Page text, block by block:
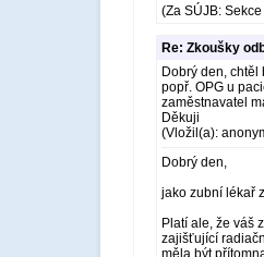
(Za SÚJB:
Re: Zkoušky
Dobrý den,
popř. OPG u
zaměstnavatel
Děkuji
(Vložil(a):
Dobrý den,
jako zubní lékař
Platí ale, že váš
zajišťující
měla být